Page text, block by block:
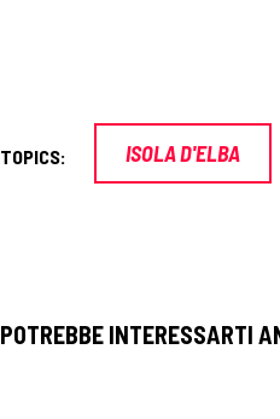
TOPICS: ISOLA D'ELBA
POTREBBE INTERESSARTI